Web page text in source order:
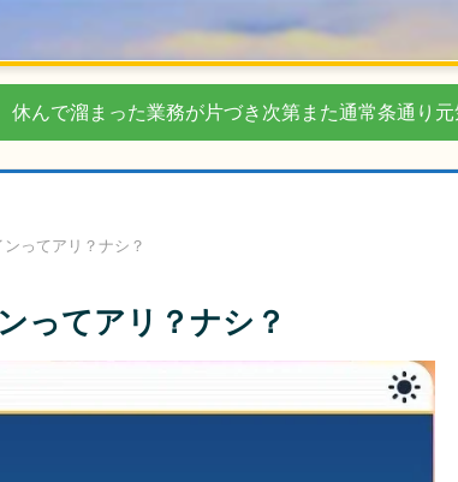
休んで溜まった業務が片づき次第また通常条通り元
ってアリ？ナシ？
ってアリ？ナシ？